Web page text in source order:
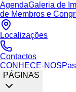
AgendaGaleria de
de Membros e
Localizações
Contactos
CONHECE-NOS
PÁGINAS